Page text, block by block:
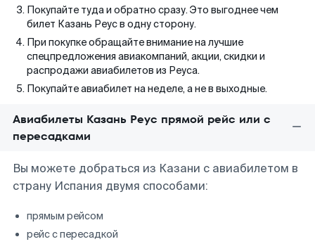
Покупайте туда и обратно сразу. Это выгоднее чем
билет Казань Реус в одну сторону.
При покупке обращайте внимание на лучшие
спецпредложения авиакомпаний, акции, скидки и
распродажи авиабилетов из Реуса.
Покупайте авиабилет на неделе, а не в выходные.
Авиабилеты Казань Реус прямой рейс или с
пересадками
Вы можете добраться из Казани с авиабилетом в
страну Испания двумя способами:
прямым рейсом
рейс с пересадкой